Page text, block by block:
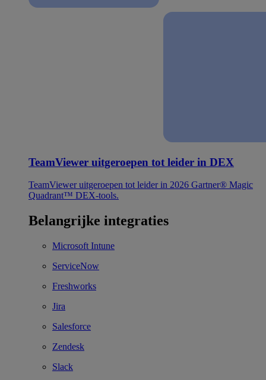
TeamViewer uitgeroepen tot leider in DEX
TeamViewer uitgeroepen tot leider in 2026 Gartner® Magic
Quadrant™ DEX-tools.
Belangrijke integraties
Microsoft Intune
ServiceNow
Freshworks
Jira
Salesforce
Zendesk
Slack